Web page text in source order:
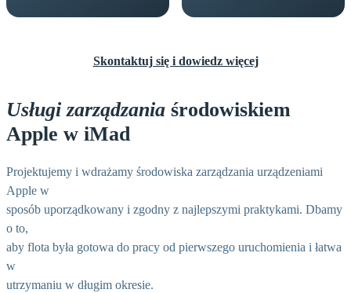
Skontaktuj się i dowiedz więcej
Usługi zarządzania środowiskiem
Apple w iMad
Projektujemy i wdrażamy środowiska zarządzania urządzeniami
Apple w
sposób uporządkowany i zgodny z najlepszymi praktykami. Dbamy
o to,
aby flota była gotowa do pracy od pierwszego uruchomienia i łatwa
w
utrzymaniu w długim okresie.